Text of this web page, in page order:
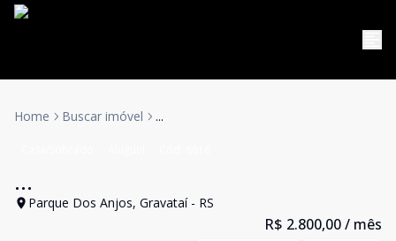
Home Buscar imóvel ...
...
Parque Dos Anjos, Gravataí - RS
R$ 2.800,00/ mês